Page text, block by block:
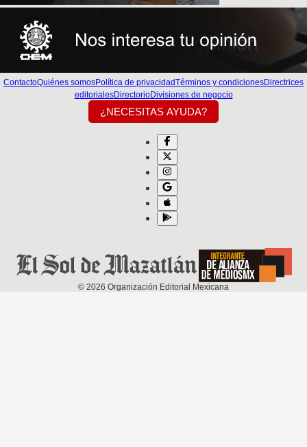
ContactoQuiénes somosPolítica de privacidadTérminos y condicionesDirectrices
editorialesDirectorioDivisiones de negocio
¿NECESITAS AYUDA?
© 2026 Organización Editorial Mexicana